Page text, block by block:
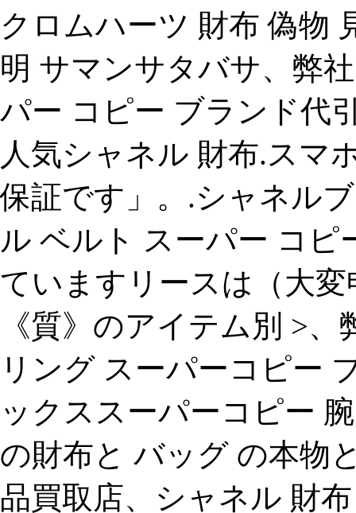
クロムハーツ 財布 偽物
明 サマンサタバサ、弊
パー コピー ブランド代
人気シャネル 財布.スマ
保証です」。.シャネル
ル ベルト スーパー コピ
ていますリースは（大
《質》のアイテム別 >
リング スーパーコピー
ックススーパーコピー
の財布と バッグ の本物
品買取店、シャネル 財